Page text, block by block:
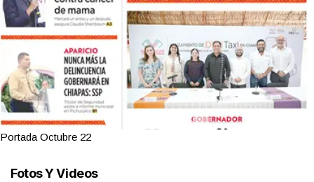
Portada Octubre 22
Fotos Y Videos